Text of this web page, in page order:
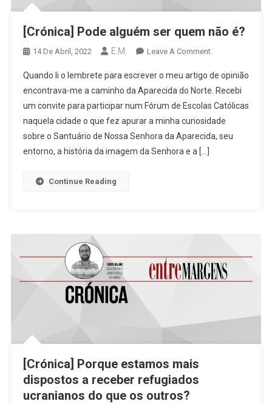
[Crónica] Pode alguém ser quem não é?
14 De Abril, 2022 E.M. Leave A CommentOn
Pode
Alguém
Ser
Quem
Não
Quando li o lembrete para escrever o meu artigo de opinião
encontrava-me a caminho da Aparecida do Norte. Recebi
um convite para participar num Fórum de Escolas Católicas
naquela cidade o que fez apurar a minha curiosidade
sobre o Santuário de Nossa Senhora da Aparecida, seu
entorno, a história da imagem da Senhora e a […]
Continue Reading
[Crónica] Porque estamos mais
dispostos a receber refugiados
ucranianos do que os outros?